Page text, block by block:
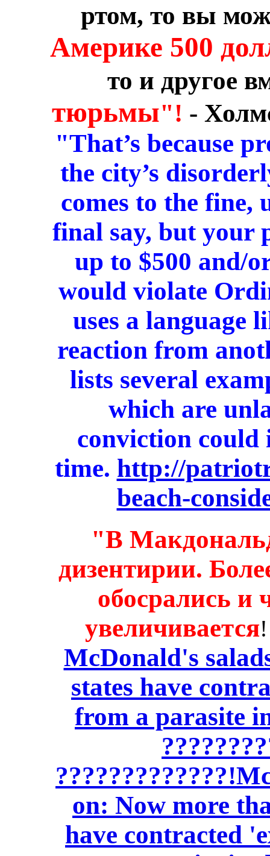
ртом, то вы
Америке 500
то и другое
тюрьмы"! -
"That’s because
the city’s
comes to the fine,
final say, but your
up to $500 and/
would violate
uses a language
reaction from
lists several
which are
conviction
time. http://
beach-
"В
дизентирии.
обосрались и
увеличивается
McDonald's
states have
from a parasite
on: Now more
have contracted